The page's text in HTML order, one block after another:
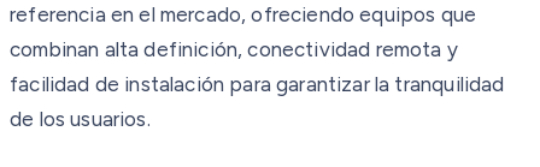
referencia en el mercado, ofreciendo equipos que
combinan alta definición, conectividad remota y
facilidad de instalación para garantizar la tranquilidad
de los usuarios.